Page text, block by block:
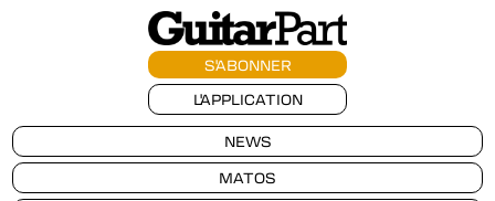
S'ABONNER
L'APPLICATION
NEWS
MATOS